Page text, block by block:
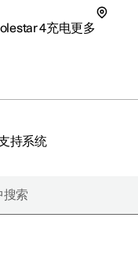
4充电更多
持系统